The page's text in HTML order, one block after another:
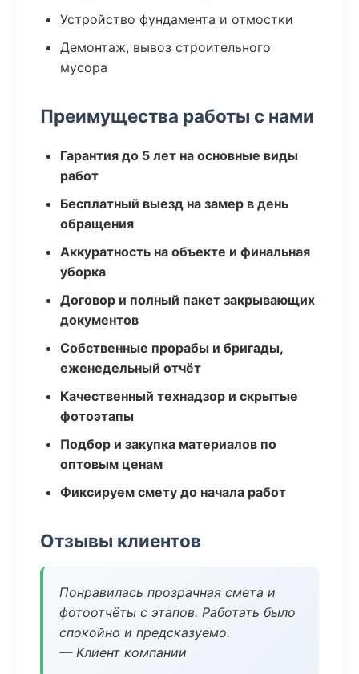
Устройство фундамента и отмостки
Демонтаж, вывоз строительного
мусора
Преимущества работы с нами
Гарантия до 5 лет на основные виды
работ
Бесплатный выезд на замер в день
обращения
Аккуратность на объекте и финальная
уборка
Договор и полный пакет закрывающих
документов
Собственные прорабы и бригады,
еженедельный отчёт
Качественный технадзор и скрытые
фотоэтапы
Подбор и закупка материалов по
оптовым ценам
Фиксируем смету до начала работ
Отзывы клиентов
Понравилась прозрачная смета и
фотоотчёты с этапов. Работать было
спокойно и предсказуемо.
— Клиент компании